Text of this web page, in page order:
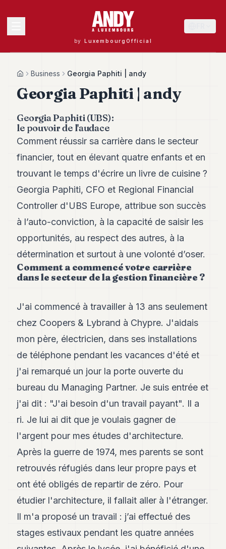
by LuxembourgOfficial
40
Andy
39
38
Andy
Andy
35
34
Andy
Andy
32
30
28
Andy
Andy
24
23
Andy
Andy
19
Andy
18
Andy
Andy
HomeBusiness Georgia Paphiti | andy
Georgia Paphiti | andy
Georgia Paphiti (UBS):
le pouvoir de l'audace
Comment réussir sa carrière dans le secteur
financier, tout en élevant quatre enfants et en
trouvant le temps d'écrire un livre de cuisine ?
Georgia Paphiti, CFO et Regional Financial
Controller d'UBS Europe, attribue son succès
à l’auto-conviction, à la capacité de saisir les
opportunités, au respect des autres, à la
détermination et surtout à une volonté d’oser.
Comment a commencé votre carrière
dans le secteur de la gestion financière ?
J'ai commencé à travailler à 13 ans seulement
chez Coopers & Lybrand à Chypre. J'aidais
mon père, électricien, dans ses installations
de téléphone pendant les vacances d'été et
j'ai remarqué un jour la porte ouverte du
bureau du Managing Partner. Je suis entrée et
j'ai dit : "J'ai besoin d'un travail payant". Il a
ri. Je lui ai dit que je voulais gagner de
l'argent pour mes études d'architecture.
Après la guerre de 1974, mes parents se sont
retrouvés réfugiés dans leur propre pays et
ont été obligés de repartir de zéro. Pour
étudier l'architecture, il fallait aller à l'étranger.
Il m'a proposé un travail : j’ai effectué des
stages estivaux pendant les quatre années